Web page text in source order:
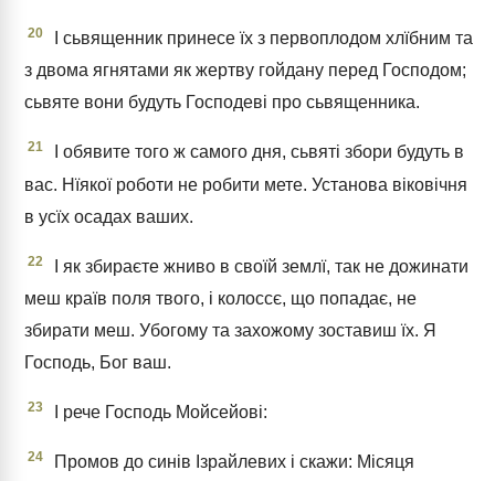
20
І сьвященник принесе їх з первоплодом хлїбним та
з двома ягнятами як жертву гойдану перед Господом;
сьвяте вони будуть Господеві про сьвященника.
21
І обявите того ж самого дня, сьвяті збори будуть в
вас. Нїякої роботи не робити мете. Установа віковічня
в усїх осадах ваших.
22
І як збираєте жниво в своїй землї, так не дожинати
меш країв поля твого, і колоссє, що попадає, не
збирати меш. Убогому та захожому зоставиш їх. Я
Господь, Бог ваш.
23 І рече Господь Мойсейові:
24 Промов до синів Ізрайлевих і скажи: Місяця